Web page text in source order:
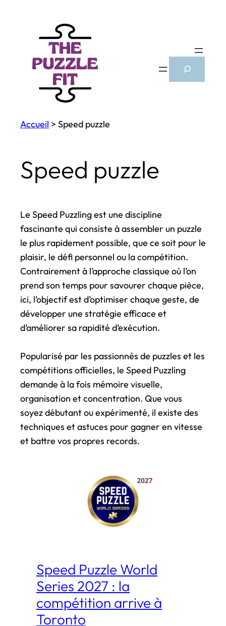
Search
Accueil > Speed puzzle
Speed puzzle
Le Speed Puzzling est une discipline
fascinante qui consiste à assembler un puzzle
le plus rapidement possible, que ce soit pour le
plaisir, le défi personnel ou la compétition.
Contrairement à l’approche classique où l’on
prend son temps pour savourer chaque pièce,
ici, l’objectif est d’optimiser chaque geste, de
développer une stratégie efficace et
d’améliorer sa rapidité d’exécution.
Popularisé par les passionnés de puzzles et les
compétitions officielles, le Speed Puzzling
demande à la fois mémoire visuelle,
organisation et concentration. Que vous
soyez débutant ou expérimenté, il existe des
techniques et astuces pour gagner en vitesse
et battre vos propres records.
Speed Puzzle World
Series 2027 : la
compétition arrive à
Toronto